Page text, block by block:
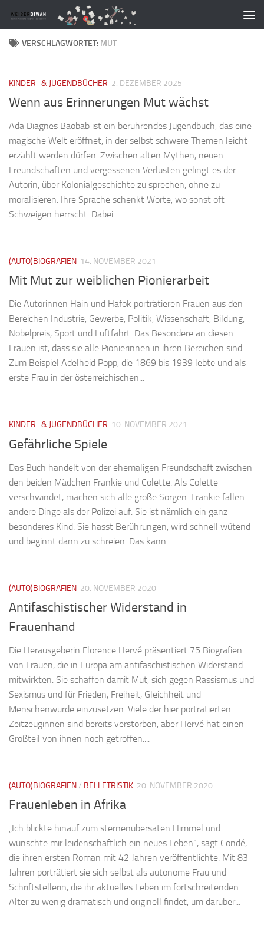
Zum Inhalt springen
VERSCHLAGWORTET: MUT
KINDER- & JUGENDBÜCHER 2. DEZEMBER 2025
Wenn aus Erinnerungen Mut wächst
Ada Diagnes Baobab ist ein berührendes Jugendbuch, das eine
magische Welt eröffnet, in der selbst schwere Themen leicht
erzählt werden dürfen. Zwischen alten Mythen, neuen
Freundschaften und vergessenen Verlusten gelingt es der
Autorin, über Kolonialgeschichte zu sprechen, ohne zu
moralisieren. Ihre Sprache schenkt Worte, wo sonst oft
Schweigen herrscht. Dabei...
(AUTO)BIOGRAFIEN 14. NOVEMBER 2021
Mit Mut zur weiblichen Pionierarbeit
Die Autorinnen Hain und Hafok porträtieren Frauen aus den
Bereichen Industrie, Gewerbe, Politik, Wissenschaft, Bildung,
Nobelpreis, Sport und Luftfahrt. Das Besondere an diesen
Frauen ist, dass sie alle Pionierinnen in ihren Bereichen sind .
Zum Beispiel Adelheid Popp, die 1869 bis 1939 lebte und als
erste Frau in der österreichischen...
KINDER- & JUGENDBÜCHER 10. NOVEMBER 2021
Gefährliche Spiele
Das Buch handelt von der ehemaligen Freundschaft zwischen
den beiden Mädchen Frankie und Colette. Als Colette
verschwindet, machen sich alle große Sorgen. Frankie fallen
andere Dinge als der Polizei auf. Sie ist nämlich ein ganz
besonderes Kind. Sie hasst Berührungen, wird schnell wütend
und beginnt dann zu schreien. Das kann...
(AUTO)BIOGRAFIEN 20. NOVEMBER 2020
Antifaschistischer Widerstand in
Frauenhand
Die Herausgeberin Florence Hervé präsentiert 75 Biografien
von Frauen, die in Europa am antifaschistischen Widerstand
mitwirkten. Sie schaffen damit Mut, sich gegen Rassismus und
Sexismus und für Frieden, Freiheit, Gleichheit und
Menschenwürde einzusetzen. Viele der hier porträtierten
Zeitzeuginnen sind bereits verstorben, aber Hervé hat einen
Großteil von ihnen noch getroffen....
(AUTO)BIOGRAFIEN/ BELLETRISTIK 20. NOVEMBER 2020
Frauenleben in Afrika
„Ich blickte hinauf zum sternenübersäten Himmel und
wünschte mir leidenschaftlich ein neues Leben“, sagt Condé,
die ihren ersten Roman mit 42 Jahren veröffentlichte. Mit 83
Jahren porträtiert sie sich selbst als autonome Frau und
Schriftstellerin, die ihr aktuelles Leben im fortschreitenden
Alter zu wenig dramatisch und originell findet, um darüber...